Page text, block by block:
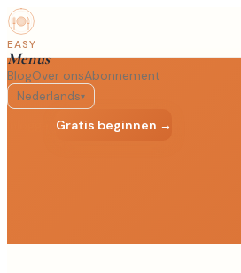
EASY
Menus
BlogOver onsAbonnement
Nederlands▾
Gratis beginnen →